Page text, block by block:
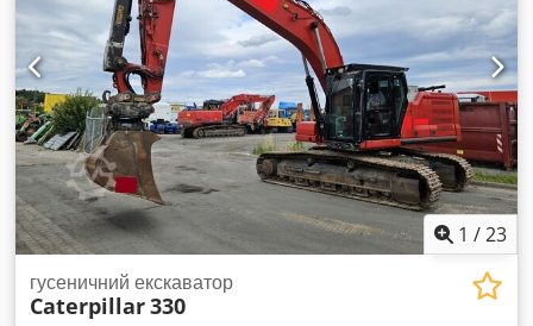
1 /23
гусеничний екскаватор
Caterpillar330